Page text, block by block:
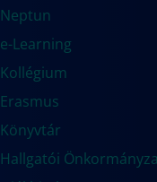
Neptun
e-Learning
Kollégium
Erasmus
Könyvtár
Hallgatói